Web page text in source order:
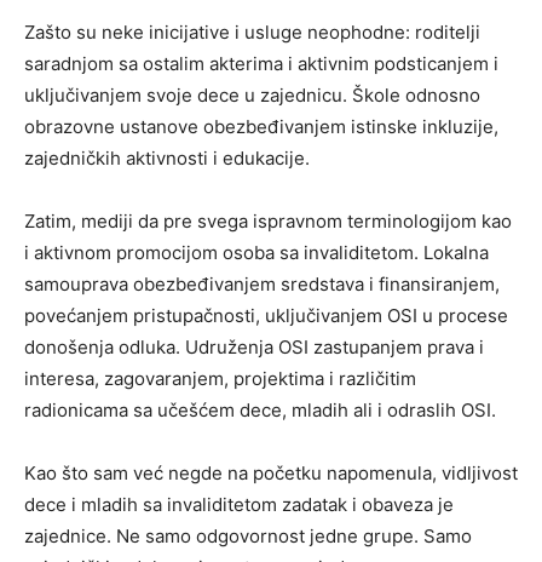
Zašto su neke inicijative i usluge neophodne: roditelji
saradnjom sa ostalim akterima i aktivnim podsticanjem i
uključivanjem svoje dece u zajednicu. Škole odnosno
obrazovne ustanove obezbeđivanjem istinske inkluzije,
zajedničkih aktivnosti i edukacije.
Zatim, mediji da pre svega ispravnom terminologijom kao
i aktivnom promocijom osoba sa invaliditetom. Lokalna
samouprava obezbeđivanjem sredstava i finansiranjem,
povećanjem pristupačnosti, uključivanjem OSI u procese
donošenja odluka. Udruženja OSI zastupanjem prava i
interesa, zagovaranjem, projektima i različitim
radionicama sa učešćem dece, mladih ali i odraslih OSI.
Kao što sam već negde na početku napomenula, vidljivost
dece i mladih sa invaliditetom zadatak i obaveza je
zajednice. Ne samo odgovornost jedne grupe. Samo